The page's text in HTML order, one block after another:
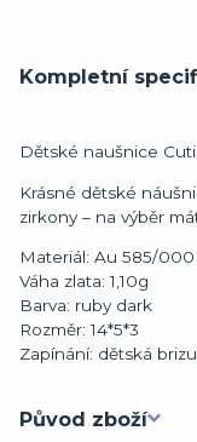
Kompletní
Dětské naušnice
Krásné dětské
zirkony – na výběr
Materiál: Au 585/000
Váha zlata:1,10g
Barva: ruby dark
Rozměr:14*5*3
Zapínání: dětská
Původ zboží